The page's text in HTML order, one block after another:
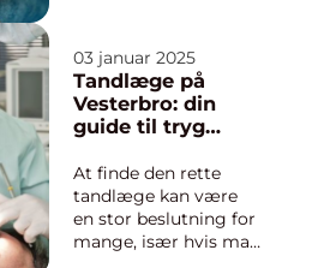
deres pårørende. I
denne særlige periode
kan en vågekone
spille en essentiel...
03 januar 2025
Tandlæge på
Vesterbro: din
guide til tryg
e
At finde den rette
tandlæge kan være
en stor beslutning for
mange, især hvis man